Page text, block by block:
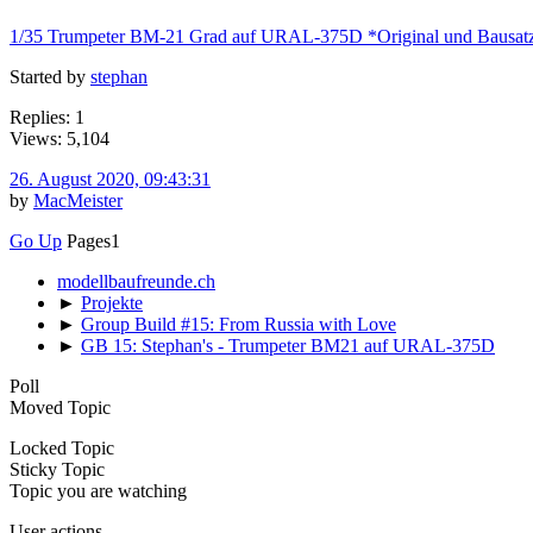
1/35 Trumpeter BM-21 Grad auf URAL-375D *Original und
Started by stephan
Replies: 1
Views: 5,104
26. August 2020, 09:43:31
by MacMeister
Go Up Pages1
modellbaufreunde.ch
► Projekte
► Group Build #15: From Russia with Love
► GB 15: Stephan's - Trumpeter BM21 auf URAL-375D
Poll
Moved Topic
Locked Topic
Sticky Topic
Topic you are watching